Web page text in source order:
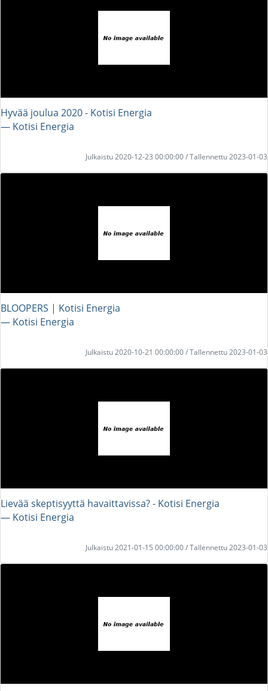
Hyvää joulua 2020 - Kotisi Energia
― Kotisi Energia
Julkaistu 2020-12-23 00:00:00 / Tallennettu 2023-01-03
BLOOPERS | Kotisi Energia
― Kotisi Energia
Julkaistu 2020-10-21 00:00:00 / Tallennettu 2023-01-03
Lievää skeptisyyttä havaittavissa? - Kotisi Energia
― Kotisi Energia
Julkaistu 2021-01-15 00:00:00 / Tallennettu 2023-01-03